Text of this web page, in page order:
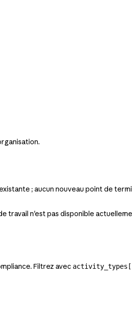
; aucun nouveau point de
travail n'est pas disponible
Filtrez avec